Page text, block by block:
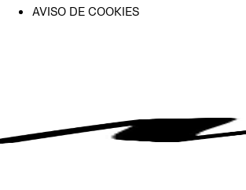
AVISO DE COOKIES